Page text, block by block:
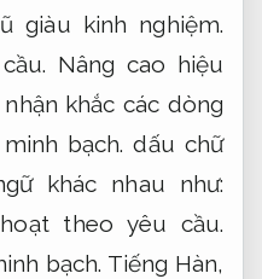
giàu kinh nghiệm.
Nâng cao hiệu
khắc các dòng
bạch. dấu chữ
khác nhau như:
theo yêu cầu.
bạch. Tiếng Hàn,